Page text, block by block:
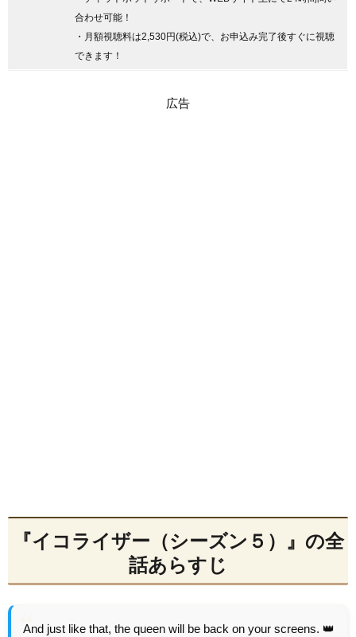
合わせ可能！
・月額視聴料は2,530円(税込)で、お申込み完了後すぐに視聴
できます！
広告
『イコライザー（シーズン５）』の全
話あらすじ
And just like that, the queen will be back on your screens. 👑